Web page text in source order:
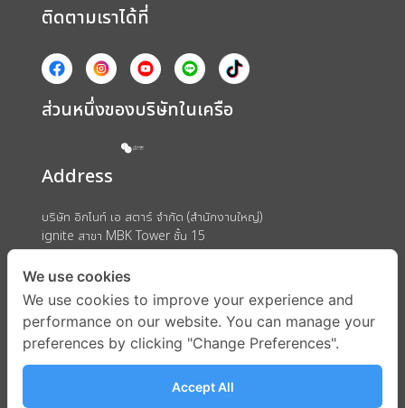
ติดตามเราได้ที่
ส่วนหนึ่งของบริษัทในเครือ
Address
บริษัท อิกไนท์ เอ สตาร์ จำกัด (สำนักงานใหญ่)
ignite สาขา MBK Tower ชั้น 15
ถนนพญาไท แขวงวังใหม่ เขตปทุมวัน กรุงเทพมหานคร 10330
We use cookies
We use cookies to improve your experience and
performance on our website. You can manage your
preferences by clicking "Change Preferences".
Accept All